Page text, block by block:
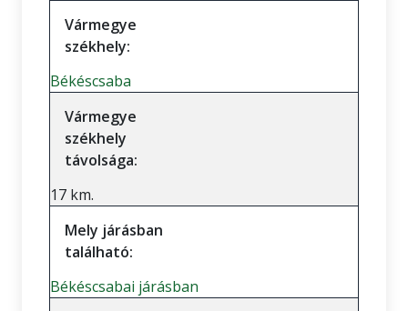
Vármegye
székhely:
Békéscsaba
Vármegye
székhely
távolsága:
17 km.
Mely járásban
található:
Békéscsabai járásban